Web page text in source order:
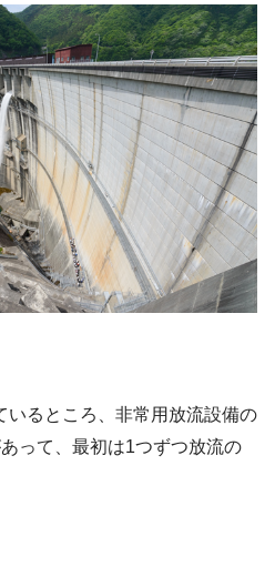
いるところ、非常用放流設備の
って、最初は1つずつ放流の